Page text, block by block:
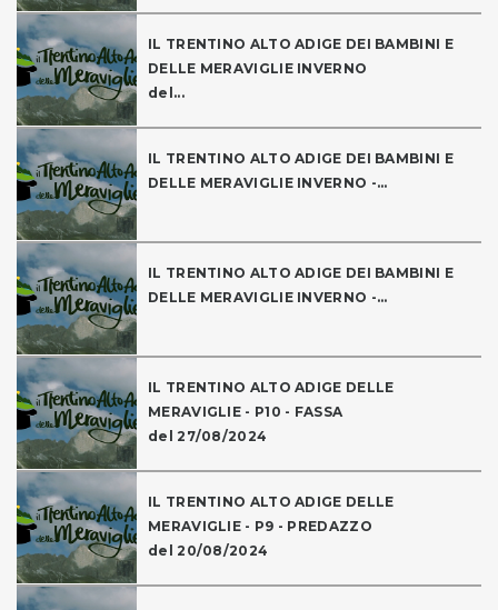
IL TRENTINO ALTO ADIGE DEI BAMBINI E
DELLE MERAVIGLIE INVERNO
del...
IL TRENTINO ALTO ADIGE DEI BAMBINI E
DELLE MERAVIGLIE INVERNO -...
IL TRENTINO ALTO ADIGE DEI BAMBINI E
DELLE MERAVIGLIE INVERNO -...
IL TRENTINO ALTO ADIGE DELLE
MERAVIGLIE - P10 - FASSA
del 27/08/2024
IL TRENTINO ALTO ADIGE DELLE
MERAVIGLIE - P9 - PREDAZZO
del 20/08/2024